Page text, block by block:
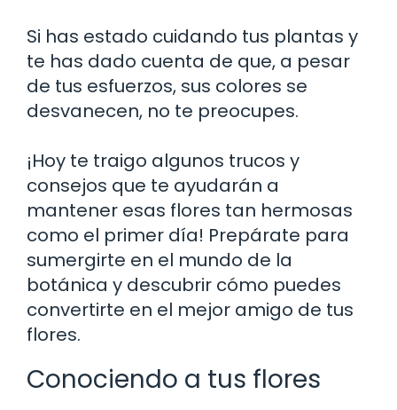
Si has estado cuidando tus plantas y
te has dado cuenta de que, a pesar
de tus esfuerzos, sus colores se
desvanecen, no te preocupes.
¡Hoy te traigo algunos trucos y
consejos que te ayudarán a
mantener esas flores tan hermosas
como el primer día! Prepárate para
sumergirte en el mundo de la
botánica y descubrir cómo puedes
convertirte en el mejor amigo de tus
flores.
Conociendo a tus flores